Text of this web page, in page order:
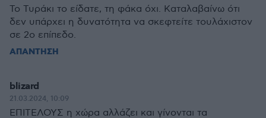
Το Τυράκι το είδατε, τη φάκα όχι. Καταλαβαίνω ότι
δεν υπάρχει η δυνατότητα να σκεφτείτε τουλάχιστον
σε 2ο επίπεδο.
ΑΠΑΝΤΗΣΗ
blizard
21.03.2024, 10:09
ΕΠΙΤΕΛΟΥΣ η χώρα αλλάζει και γίνονται τα